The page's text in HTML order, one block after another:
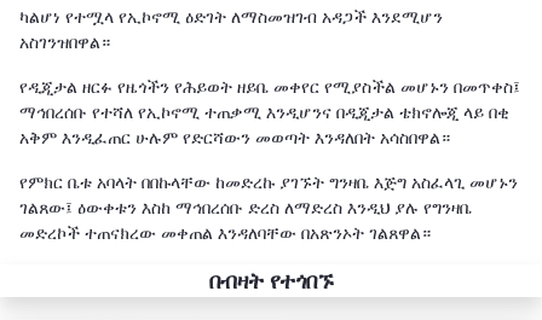
ካልሆነ የተሟላ የኢኮኖሚ ዕድገት ለማስመዝገብ አዳጋች እንደሚሆን
አስገንዝበዋል።
የዲጂታል ዘርፉ የዜጎችን የሕይወት ዘይቤ መቀየር የሚያስችል መሆኑን በመጥቀስ፤
ማኅበረሰቡ የተሻለ የኢኮኖሚ ተጠቃሚ እንዲሆንና በዲጂታል ቴክኖሎጂ ላይ በቂ
አቅም እንዲፈጠር ሁሉም የድርሻውን መወጣት እንዳለበት አሳስበዋል።
የምክር ቤቱ አባላት በበኩላቸው ከመድረኩ ያገኙት ግንዛቤ እጅግ አስፈላጊ መሆኑን
ገልጸው፤ ዕውቀቱን እስከ ማኅበረሰቡ ድረስ ለማድረስ እንዲህ ያሉ የግንዛቤ
መድረኮች ተጠናክረው መቀጠል እንዳለባቸው በአጽንኦት ገልጸዋል።
በብዛት የተጎበኙ